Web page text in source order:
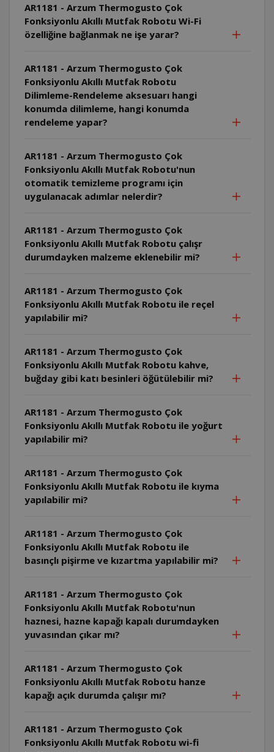
AR1181 - Arzum Thermogusto Çok
Fonksiyonlu Akıllı Mutfak Robotu Wi-Fi
özelliğine bağlanmak ne işe yarar?
AR1181 - Arzum Thermogusto Çok
Fonksiyonlu Akıllı Mutfak Robotu
Dilimleme-Rendeleme aksesuarı hangi
konumda dilimleme, hangi konumda
rendeleme yapar?
AR1181 - Arzum Thermogusto Çok
Fonksiyonlu Akıllı Mutfak Robotu'nun
otomatik temizleme programı için
uygulanacak adımlar nelerdir?
AR1181 - Arzum Thermogusto Çok
Fonksiyonlu Akıllı Mutfak Robotu çalışr
durumdayken malzeme eklenebilir mi?
AR1181 - Arzum Thermogusto Çok
Fonksiyonlu Akıllı Mutfak Robotu ile reçel
yapılabilir mi?
AR1181 - Arzum Thermogusto Çok
Fonksiyonlu Akıllı Mutfak Robotu kahve,
buğday gibi katı besinleri öğütülebilir mi?
AR1181 - Arzum Thermogusto Çok
Fonksiyonlu Akıllı Mutfak Robotu ile yoğurt
yapılabilir mi?
AR1181 - Arzum Thermogusto Çok
Fonksiyonlu Akıllı Mutfak Robotu ile kıyma
yapılabilir mi?
AR1181 - Arzum Thermogusto Çok
Fonksiyonlu Akıllı Mutfak Robotu ile
basınçlı pişirme ve kızartma yapılabilir mi?
AR1181 - Arzum Thermogusto Çok
Fonksiyonlu Akıllı Mutfak Robotu'nun
haznesi, hazne kapağı kapalı durumdayken
yuvasından çıkar mı?
AR1181 - Arzum Thermogusto Çok
Fonksiyonlu Akıllı Mutfak Robotu hanze
kapağı açık durumda çalışır mı?
AR1181 - Arzum Thermogusto Çok
Fonksiyonlu Akıllı Mutfak Robotu wi-fi